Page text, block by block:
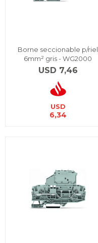
Borne seccionable p/riel
6mm² gris - WG2000
USD 7,46
USD
6,34